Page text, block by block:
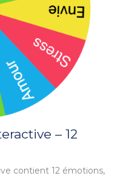
– 12
contient 12 émotions,